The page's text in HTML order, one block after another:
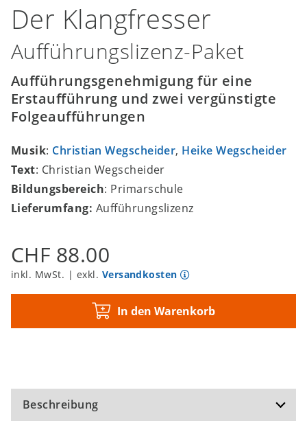
Der Klangfresser
Aufführungslizenz-Paket
Aufführungsgenehmigung für eine
Erstaufführung und zwei vergünstigte
Folgeaufführungen
Musik: Christian Wegscheider, Heike Wegscheider
Text: Christian Wegscheider
Bildungsbereich: Primarschule
Lieferumfang: Aufführungslizenz
CHF 88.00
inkl. MwSt. | exkl. Versandkosten
In den Warenkorb
Beschreibung